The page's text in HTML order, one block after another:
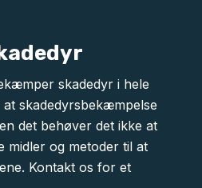
skadedyr i hele
skadedyrsbekæmpelse
det behøver det ikke at
midler og metoder til at
Kontakt os for et